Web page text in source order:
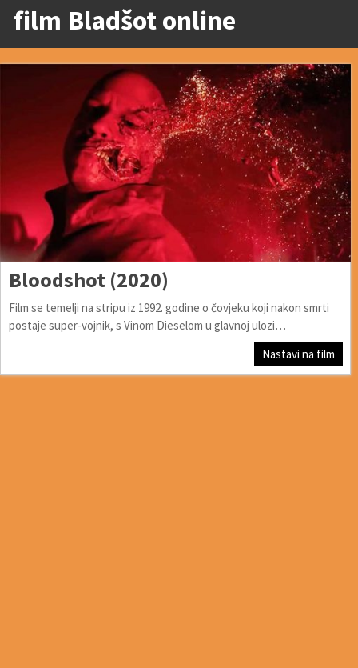
film Bladšot online
Bloodshot (2020)
Film se temelji na stripu iz 1992. godine o čovjeku koji nakon smrti
postaje super-vojnik, s Vinom Dieselom u glavnoj ulozi…
Nastavi na film